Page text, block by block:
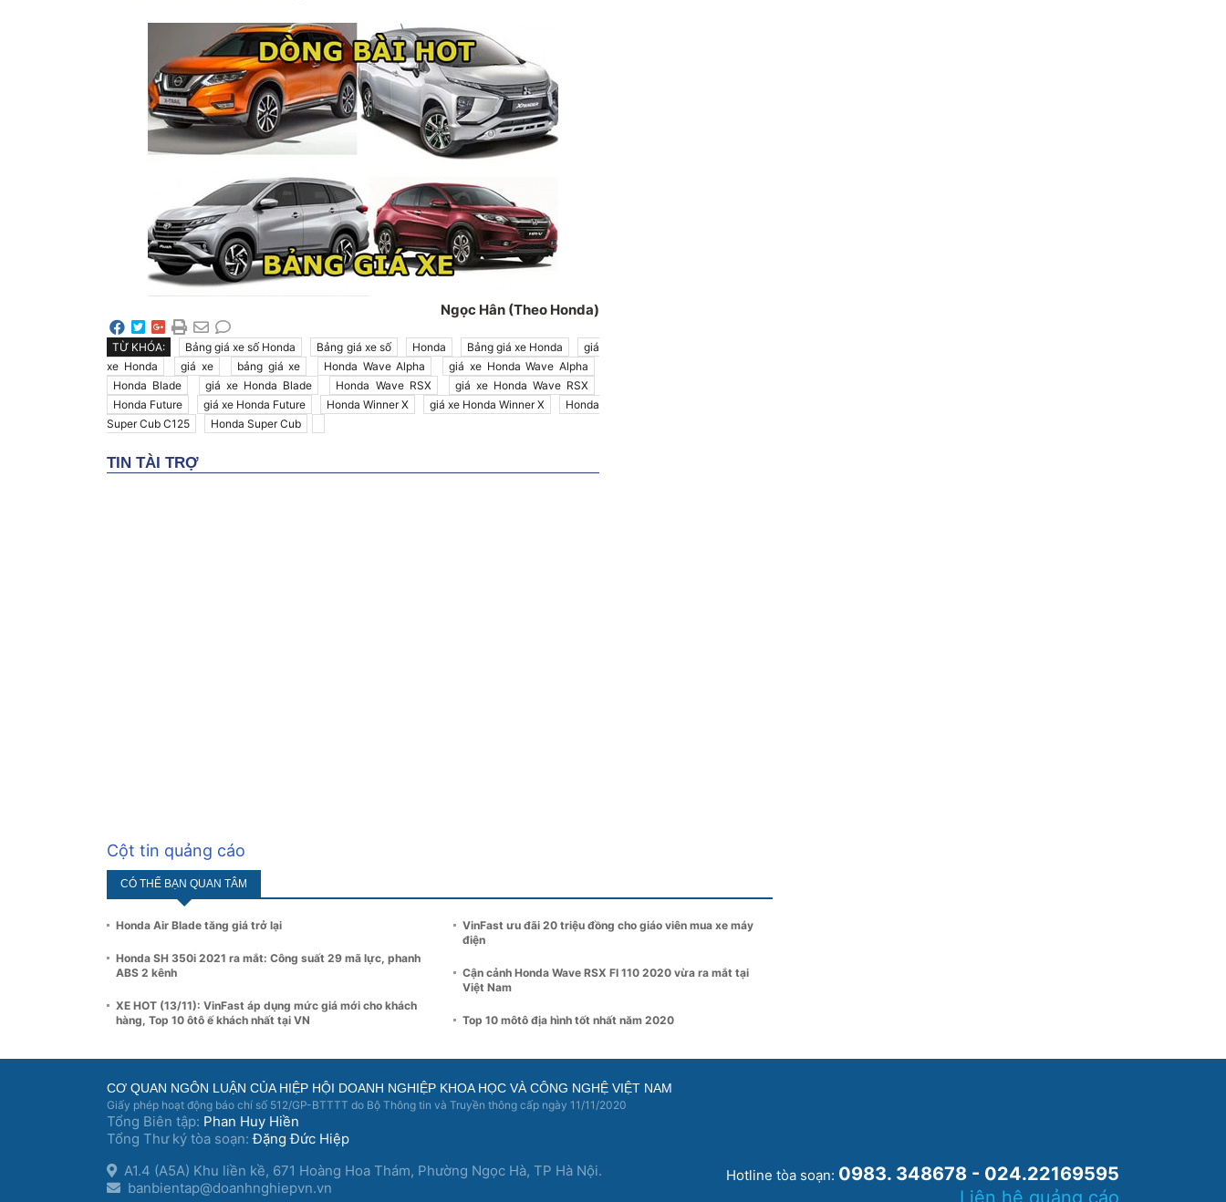
Ngọc Hân (Theo Honda)
TỪ KHÓA: Bảng giá xe số Honda Bảng giá xe số Honda Bảng giá xe Honda
giá
xe Honda
giá xe bảng giá xe Honda Wave Alpha
giá xe Honda Wave Alpha
Honda Blade
giá xe Honda Blade Honda Wave RSX
giá xe Honda Wave RSX
Honda Future
giá xe Honda Future Honda Winner X giá xe Honda Winner X
Honda
Super Cub C125
Honda Super Cub
Cột tin quảng cáo
CÓ THỂ BẠN QUAN TÂM
Honda Air Blade tăng giá trở lại
Honda SH 350i 2021 ra mắt: Công suất 29 mã lực, phanh
ABS 2 kênh
XE HOT (13/11): VinFast áp dụng mức giá mới cho khách
hàng, Top 10 ôtô ế khách nhất tại VN
VinFast ưu đãi 20 triệu đồng cho giáo viên mua xe máy
điện
Cận cảnh Honda Wave RSX FI 110 2020 vừa ra mắt tại
Việt Nam
Top 10 môtô địa hình tốt nhất năm 2020
CƠ QUAN NGÔN LUẬN CỦA HIỆP HỘI DOANH NGHIỆP KHOA HỌC VÀ CÔNG NGHỆ VIỆT NAM
Giấy phép hoạt động báo chí số 512/GP-BTTTT do Bộ Thông tin và Truyền thông cấp ngày 11/11/2020
Tổng Biên tập: Phan Huy Hiền
Tổng Thư ký tòa soạn:Đặng Đức Hiệp
A1.4 (A5A) Khu liền kề, 671 Hoàng Hoa Thám, Phường Ngọc Hà, TP Hà Nội.
banbientap@doanhnghiepvn.vn
Hotline tòa soạn: 0983. 348678 - 024.22169595
Liên hệ quảng cáo